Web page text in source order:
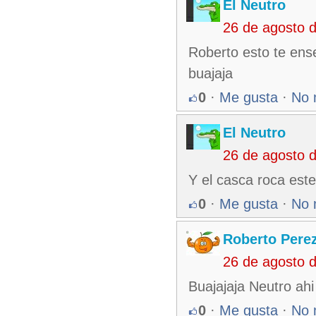
El Neutro
26 de agosto
Roberto esto te
buajaja
0 · Me gusta · No
El Neutro
26 de agosto
Y el casca roca
0 · Me gusta · No
Roberto
26 de agosto
Buajajaja Neutro
0 · Me gusta · No